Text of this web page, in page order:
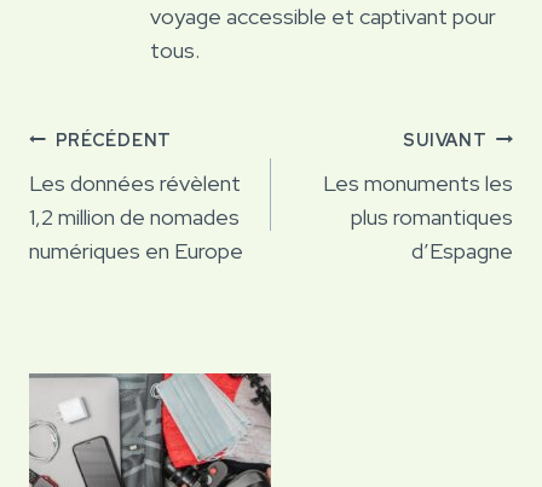
voyage accessible et captivant pour
tous.
Navigation
de
l’article
PRÉCÉDENT
Les données révèlent
1,2 million de nomades
numériques en Europe
SUIVANT
Les monuments les
plus romantiques
d’Espagne